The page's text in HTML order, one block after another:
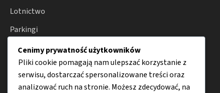
Lotnictwo
Parkingi
Podróże
Transport
Porady
Cenimy prywatność użytkowników
Pliki cookie pomagają nam ulepszać korzystanie z
serwisu, dostarczać spersonalizowane treści oraz
analizować ruch na stronie. Możesz zdecydować, na